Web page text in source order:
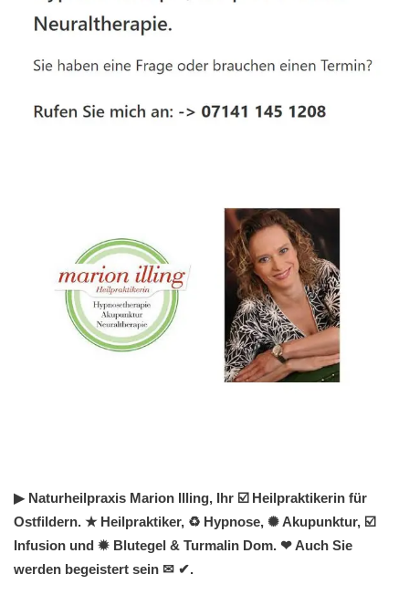
▶︎ Naturheilpraxis Marion Illing, Ihr ☑️ Heilpraktikerin für
Ostfildern. ★ Heilpraktiker, ♻ Hypnose, ✺ Akupunktur, ☑️
Infusion und ✹ Blutegel & Turmalin Dom. ❤ Auch Sie
werden begeistert sein ✉ ✔.